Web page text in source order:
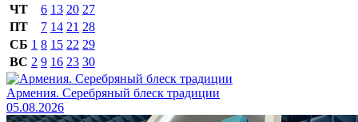
ЧТ
6 13 20 27
ПТ
7 14 21 28
СБ 1 8 15 22 29
ВС 2 9 16 23 30
Армения. Серебряный блеск традиции
05.08.2026